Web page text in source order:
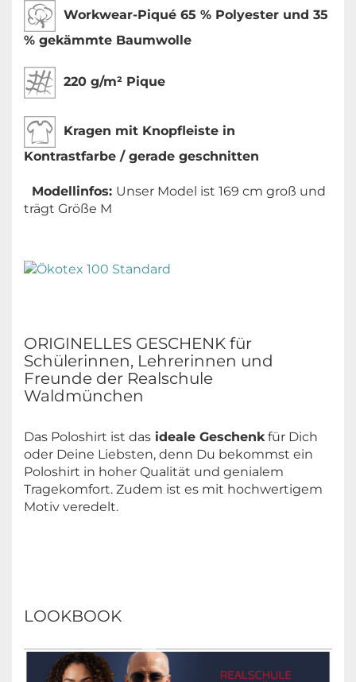
Workwear-Piqué 65 % Polyester und 35
% gekämmte Baumwolle
220 g/m² Pique
Kragen mit Knopfleiste in
Kontrastfarbe / gerade geschnitten
Modellinfos: Unser Model ist 169 cm groß und
trägt Größe M
ORIGINELLES GESCHENK für
Schülerinnen, Lehrerinnen und
Freunde der Realschule
Waldmünchen
Das Poloshirt ist das ideale Geschenk für Dich
oder Deine Liebsten, denn Du bekommst ein
Poloshirt in hoher Qualität und genialem
Tragekomfort. Zudem ist es mit hochwertigem
Motiv veredelt.
LOOKBOOK